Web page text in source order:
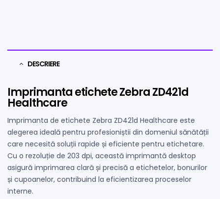
DESCRIERE
Imprimanta etichete Zebra ZD421d
Healthcare
Imprimanta de etichete Zebra ZD421d Healthcare este
alegerea ideală pentru profesioniștii din domeniul sănătății
care necesită soluții rapide și eficiente pentru etichetare.
Cu o rezoluție de 203 dpi, această imprimantă desktop
asigură imprimarea clară și precisă a etichetelor, bonurilor
și cupoanelor, contribuind la eficientizarea proceselor
interne.